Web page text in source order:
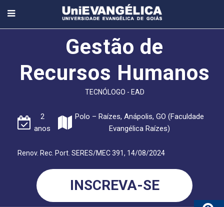
Gestão de
Recursos Humanos
TECNÓLOGO - EAD
2
anos
Polo – Raízes, Anápolis, GO (Faculdade
Evangélica Raízes)
Renov. Rec. Port. SERES/MEC 391, 14/08/2024
INSCREVA-SE